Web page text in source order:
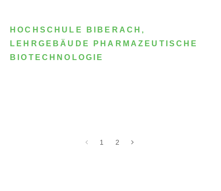
HOCHSCHULE BIBERACH,
LEHRGEBÄUDE PHARMAZEUTISCHE
BIOTECHNOLOGIE
1 2